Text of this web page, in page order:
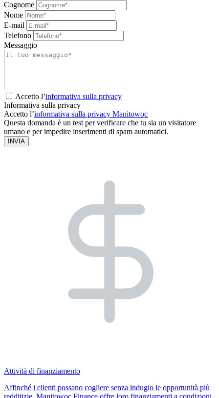
Cognome
Nome
E-mail
Telefono
Messaggio
Accetto l’informativa sulla privacy
Informativa sulla privacy
Accetto l’informativa sulla privacy Manitowoc
Questa domanda è un test per verificare che tu sia un visitatore
umano e per impedire inserimenti di spam automatici.
Attività di finanziamento
Affinché i clienti possano cogliere senza indugio le opportunità più